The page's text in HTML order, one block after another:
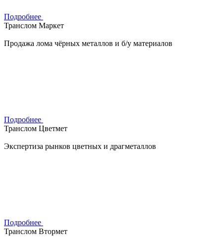
Подробнее
Транслом Маркет
Продажа лома чёрных металлов и б/у материалов
Подробнее
Транслом Цветмет
Экспертиза рынков цветных и драгметаллов
Подробнее
Транслом Втормет